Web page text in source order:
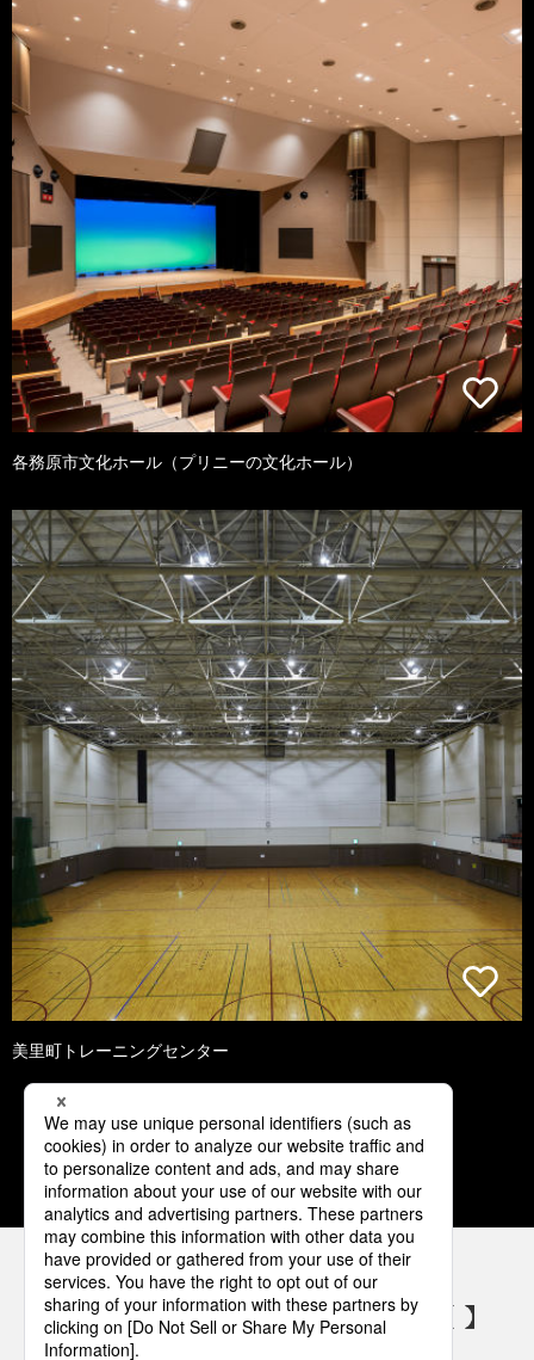
各務原市文化ホール（プリニーの文化ホール）
美里町トレーニングセンター
1 2 3 4 5
パナソニックの電気設備 SNSアカウント